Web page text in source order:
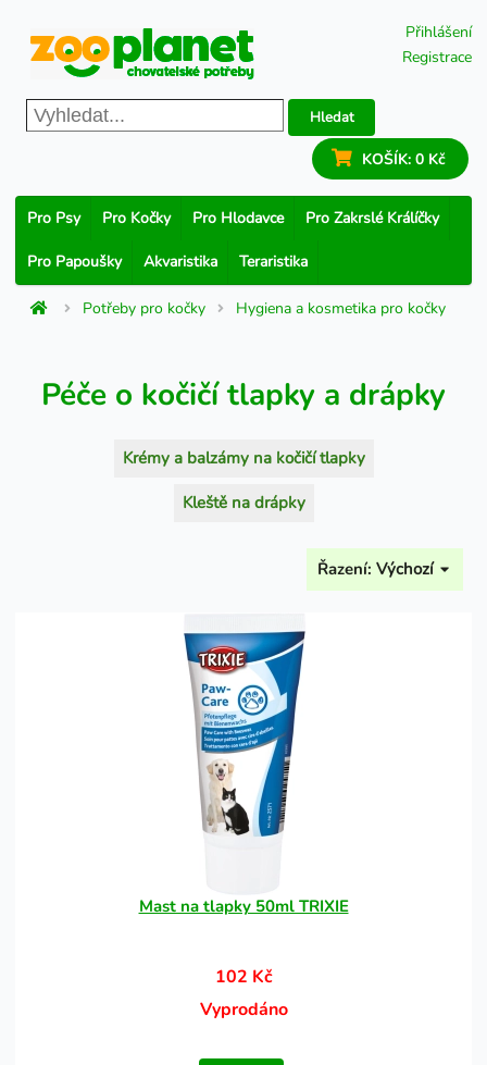
Přihlášení
Registrace
Hledat
KOŠÍK: 0 Kč
Pro Psy Pro Kočky Pro Hlodavce Pro Zakrslé Králíčky
Pro Papoušky Akvaristika Teraristika
Potřeby pro kočky Hygiena a kosmetika pro kočky
Péče o kočičí tlapky a drápky
Krémy a balzámy na kočičí tlapky
Kleště na drápky
Řazení: Výchozí
Mast na tlapky 50ml TRIXIE
102 Kč
Vyprodáno